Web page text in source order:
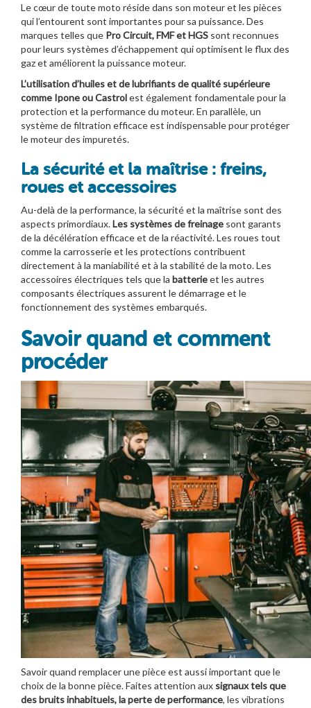
Le cœur de toute moto réside dans son moteur et les pièces
qui l’entourent sont importantes pour sa puissance. Des
marques telles que Pro Circuit, FMF et HGS sont reconnues
pour leurs systèmes d’échappement qui optimisent le flux des
gaz et améliorent la puissance moteur.
L’utilisation d’huiles et de lubrifiants de qualité supérieure
comme Ipone ou Castrolest également fondamentale pour la
protection et la performance du moteur. En parallèle, un
système de filtration efficace est indispensable pour protéger
le moteur des impuretés.
La sécurité et la maîtrise : freins,
roues et accessoires
Au-delà de la performance, la sécurité et la maîtrise sont des
aspects primordiaux.Les systèmes defreinage sont garants
de la décélération efficace et de la réactivité. Les roues tout
comme la carrosserie et les protections contribuent
directement à la maniabilité et à la stabilité de la moto. Les
accessoires électriques tels que la batterieet les autres
composants électriques assurent le démarrage et le
fonctionnement des systèmes embarqués.
Savoir quand et comment
procéder
Savoir quand remplacer une pièce est aussi important que le
choix de la bonne pièce. Faites attention aux signaux tels que
des bruits inhabituels, la perte de performance, les vibrations